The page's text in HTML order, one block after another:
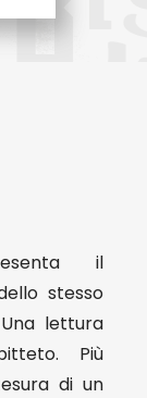
il
stesso
lettura
Più
di un